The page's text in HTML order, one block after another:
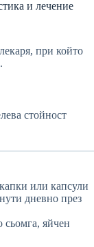
и лечение
при който
.
стойност
или капсули
дневно през
сьомга, яйчен